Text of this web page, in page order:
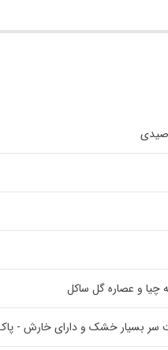
صیدی
چیا و عصاره گل ساکل
بسیار خشک و دارای خارش - پاک